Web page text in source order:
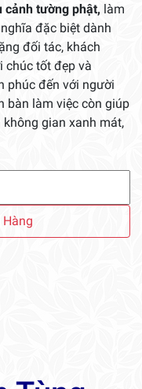
cảnh tường phật, làm
đặc biệt dành
đối tác, khách
chúc tốt đẹp và
phúc đến với người
bàn làm việc còn giúp
gian xanh mát,
Hàng